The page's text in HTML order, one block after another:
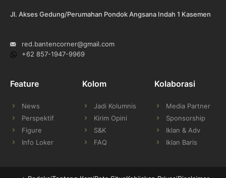
Jl. Akses Gedung/Perumahan Pondok Angsana Indah 1 Kasemen
red.bantencorner@gmail.com
+62 857-1947-9969
Feature
News
Perspektif
Figure
Info Loker
Kolom
Jadi Kolumnis
Kirim Opini
S&K
FAQ
Kolaborasi
Media Partner
Sponsorship
Iklan & Adv
Iklan Baris